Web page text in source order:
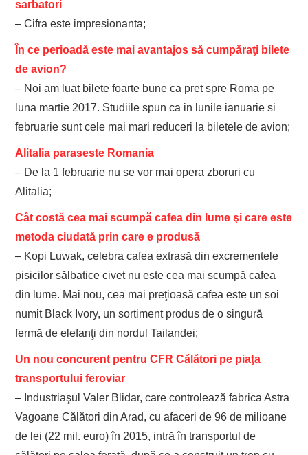
sarbatori
– Cifra este impresionanta;
În ce perioadă este mai avantajos să cumpăraţi bilete
de avion?
– Noi am luat bilete foarte bune ca pret spre Roma pe
luna martie 2017. Studiile spun ca in lunile ianuarie si
februarie sunt cele mai mari reduceri la biletele de avion;
Alitalia paraseste Romania
– De la 1 februarie nu se vor mai opera zboruri cu
Alitalia;
Cât costă cea mai scumpă cafea din lume şi care este
metoda ciudată prin care e produsă
– Kopi Luwak, celebra cafea extrasă din excrementele
pisicilor sălbatice civet nu este cea mai scumpă cafea
din lume. Mai nou, cea mai preţioasă cafea este un soi
numit Black Ivory, un sortiment produs de o singură
fermă de elefanţi din nordul Tailandei;
Un nou concurent pentru CFR Călători pe piaţa
transportului feroviar
– Industriaşul Valer Blidar, care controlează fabrica Astra
Vagoane Călători din Arad, cu afaceri de 96 de milioane
de lei (22 mil. euro) în 2015, intră în transportul de